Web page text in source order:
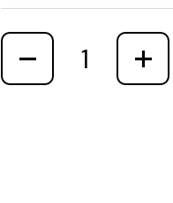
Quantità